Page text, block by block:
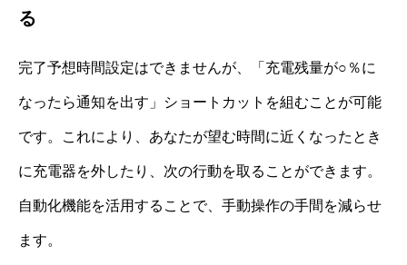
る
完了予想時間設定はできませんが、「充電残量が○％に
なったら通知を出す」ショートカットを組むことが可能
です。これにより、あなたが望む時間に近くなったとき
に充電器を外したり、次の行動を取ることができます。
自動化機能を活用することで、手動操作の手間を減らせ
ます。